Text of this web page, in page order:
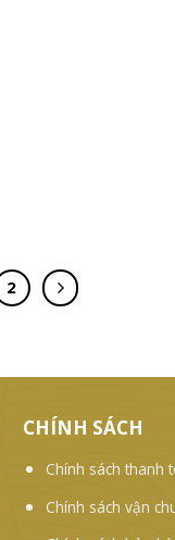
2
CHÍNH SÁCH
Chính sách thanh
Chính sách vận